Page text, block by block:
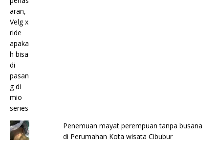
Penemuan mayat perempuan tanpa busana
di Perumahan Kota wisata Cibubur